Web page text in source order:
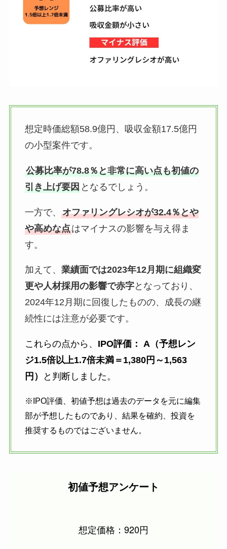
想定時価総額58.9億円、吸収金額17.5億円
の小型案件です。
公募比率が78.8％と非常に高い点も初値の
引き上げ要因となるでしょう。
一方で、 オファリングレシオが32.4％とや
や高めな点はマイナスの影響を与え得ま
す。
加えて、 業績面では2023年12月期に組織変
更や人材採用の影響で赤字となっており、
2024年12月期に回復したものの、成長の継
続性には注意が必要です。
これらの点から、 IPO評価： A（予想レン
ジ1.5倍以上1.7倍未満＝1,380円～1,563
円）
と判断しました。
※IPO評価、初値予想は過去のデータを元に編集
部が予想したものであり、結果を確約、投資を
推奨するものではございません。
初値予想アンケート
想定価格：920円